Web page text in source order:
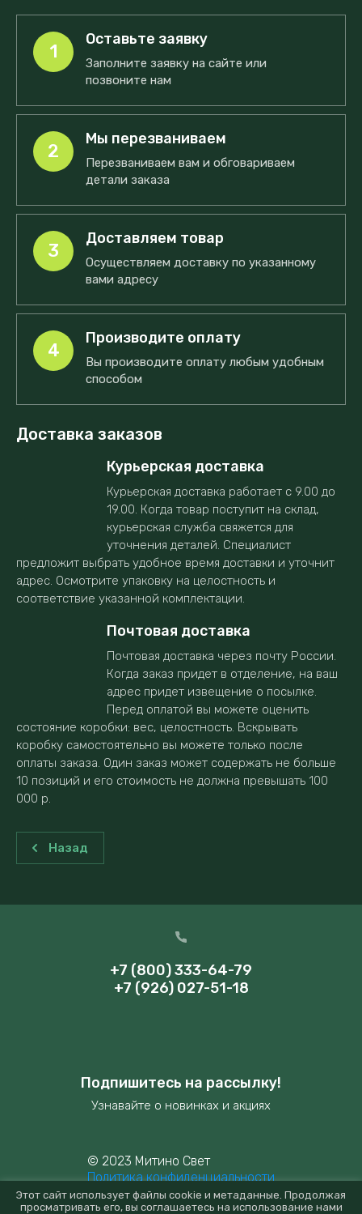
1
Оставьте заявку
Заполните заявку на сайте или
позвоните нам
2
Мы перезваниваем
Перезваниваем вам и обговариваем
детали заказа
3
Доставляем товар
Осуществляем доставку по указанному
вами адресу
4
Производите оплату
Вы производите оплату любым удобным
способом
Доставка заказов
Курьерская доставка
Курьерская доставка работает с 9.00 до
19.00. Когда товар поступит на склад,
курьерская служба свяжется для
уточнения деталей. Специалист
предложит выбрать удобное время доставки и уточнит
адрес. Осмотрите упаковку на целостность и
соответствие указанной комплектации.
Почтовая доставка
Почтовая доставка через почту России.
Когда заказ придет в отделение, на ваш
адрес придет извещение о посылке.
Перед оплатой вы можете оценить
состояние коробки: вес, целостность. Вскрывать
коробку самостоятельно вы можете только после
оплаты заказа. Один заказ может содержать не больше
10 позиций и его стоимость не должна превышать 100
000 р.
Назад
© 2023 Митино Свет
Политика конфиденциальности
+7 (800) 333-64-79
+7 (926) 027-51-18
Подпишитесь на рассылку!
Узнавайте о новинках и акциях
Этот сайт использует файлы cookie и метаданные. Продолжая
просматривать его, вы соглашаетесь на использование нами